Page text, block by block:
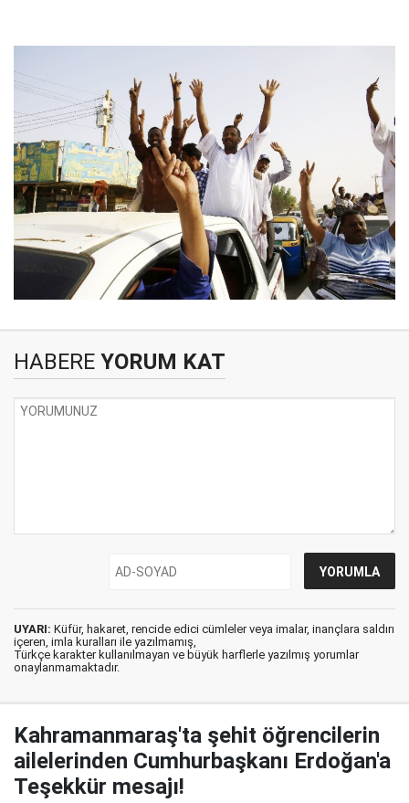
HABERE YORUM KAT
UYARI: Küfür, hakaret, rencide edici cümleler veya imalar, inançlara saldırı
içeren, imla kuralları ile yazılmamış,
Türkçe karakter kullanılmayan ve büyük harflerle yazılmış yorumlar
onaylanmamaktadır.
Kahramanmaraş'ta şehit öğrencilerin
ailelerinden Cumhurbaşkanı Erdoğan'a
Teşekkür mesajı!